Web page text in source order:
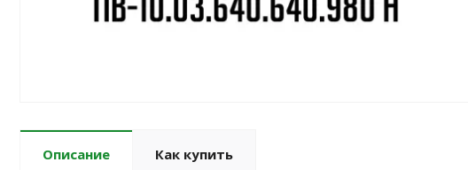
Описание Как купить